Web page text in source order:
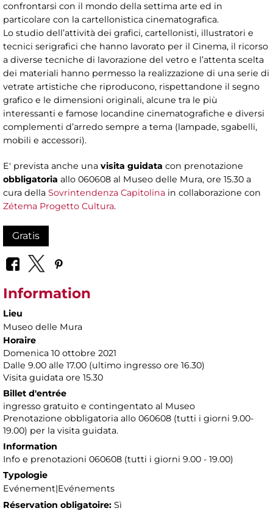
confrontarsi con il mondo della settima arte ed in
particolare con la cartellonistica cinematografica.
Lo studio dell’attività dei grafici, cartellonisti, illustratori e
tecnici serigrafici che hanno lavorato per il Cinema, il ricorso
a diverse tecniche di lavorazione del vetro e l’attenta scelta
dei materiali hanno permesso la realizzazione di una serie di
vetrate artistiche che riproducono, rispettandone il segno
grafico e le dimensioni originali, alcune tra le più
interessanti e famose locandine cinematografiche e diversi
complementi d’arredo sempre a tema (lampade, sgabelli,
mobili e accessori).
E' prevista anche una visita guidata con prenotazione
obbligatoria allo 060608 al Museo delle Mura, ore 15.30 a
cura della Sovrintendenza Capitolina in collaborazione con
Zétema Progetto Cultura.
Gratis
Information
Lieu
Museo delle Mura
Horaire
Domenica 10 ottobre 2021
Dalle 9.00 alle 17.00 (ultimo ingresso ore 16.30)
Visita guidata ore 15.30
Billet d'entrée
ingresso gratuito e contingentato al Museo
Prenotazione obbligatoria allo 060608 (tutti i giorni 9.00-
19.00) per la visita guidata.
Information
Info e prenotazioni 060608 (tutti i giorni 9.00 - 19.00)
Typologie
Evénement|Evénements
Réservation obligatoire: Sì